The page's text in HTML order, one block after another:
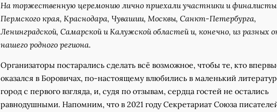
На торжественную церемонию лично приехали участники и финалисты
Пермского края, Краснодара, Чувашии, Москвы, Санкт-Петербурга,
Ленинградской, Самарской и Калужской областей и, конечно, из разных
нашего родного региона.
Организаторы постарались сделать всё возможное, чтобы те, кто
оказался в Боровичах, по-настоящему влюбились в маленький
город с первого взгляда, и, судя по отзывам, сердца гостей не остались
равнодушными. Напомним, что в 2021 году Секретариат Союза